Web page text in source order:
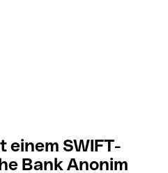
einem SWIFT-
Bank Anonim